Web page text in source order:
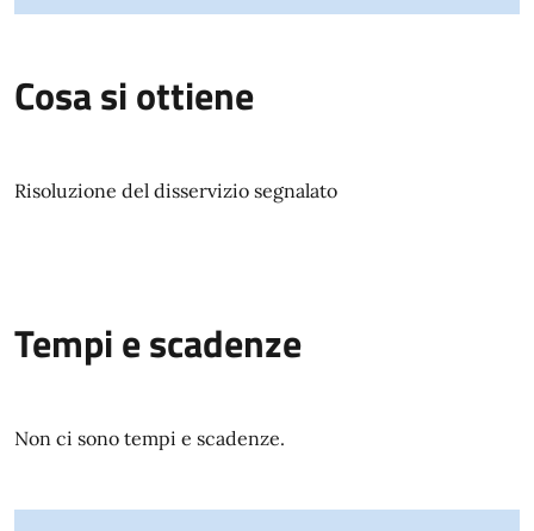
Cosa si ottiene
Risoluzione del disservizio segnalato
Tempi e scadenze
Non ci sono tempi e scadenze.